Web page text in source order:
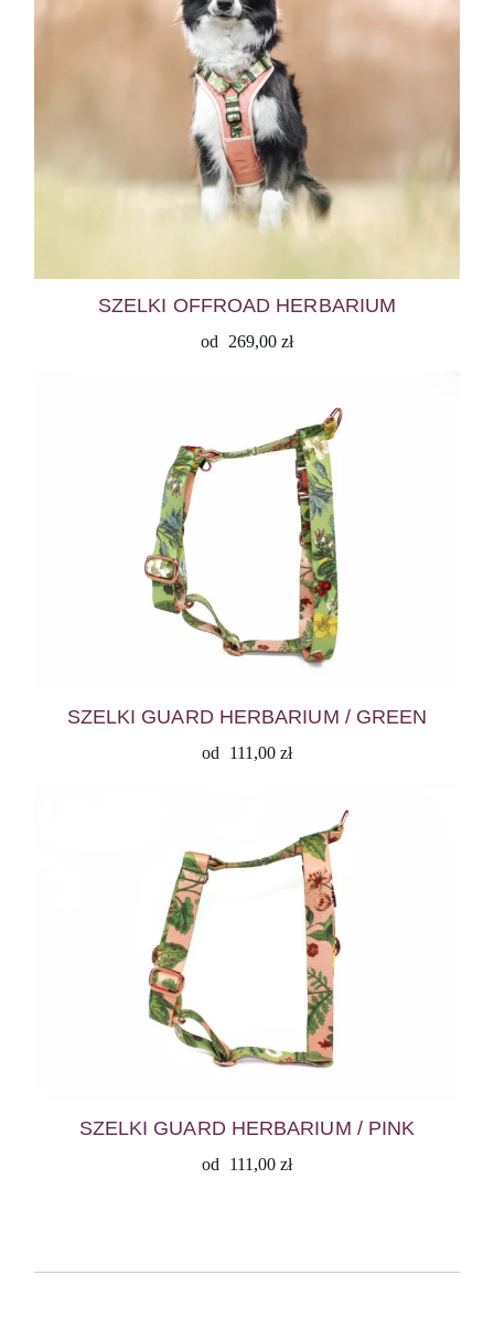
SZELKI OFFROAD HERBARIUM
od 269,00 zł
SZELKI GUARD HERBARIUM / GREEN
od 111,00 zł
SZELKI GUARD HERBARIUM / PINK
od 111,00 zł